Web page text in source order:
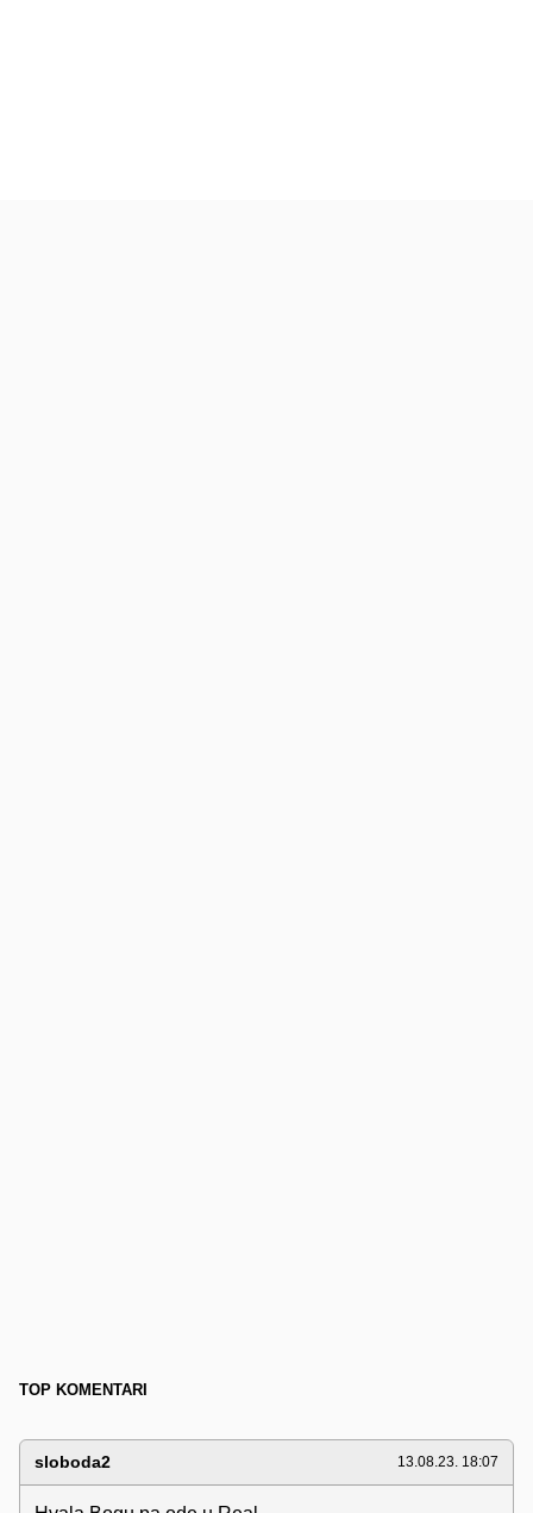
TOP KOMENTARI
sloboda2 13.08.23. 18:07